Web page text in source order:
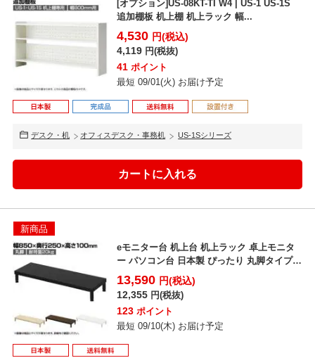
[オプション]US-08KT-TI W4 | US-1 US-1S
追加棚板 机上棚 机上ラック 幅...
4,530 円(税込)
4,119 円(税抜)
41 ポイント
最短 09/01(火) お届け予定
デスク・机 オフィスデスク・事務机 US-1Sシリーズ
新商品
eモニター台 机上台 机上ラック 卓上モニタ
ー パソコン台 日本製 ぴったり 丸脚タイプ
幅850×...
13,590 円(税込)
12,355 円(税抜)
123 ポイント
最短 09/10(木) お届け予定